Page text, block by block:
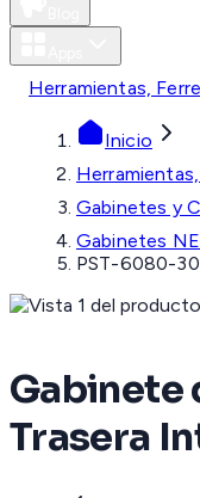
Herramientas,
Inicio
Gabinetes y
Gabinetes
PST-6080-
Gabinete
Trasera